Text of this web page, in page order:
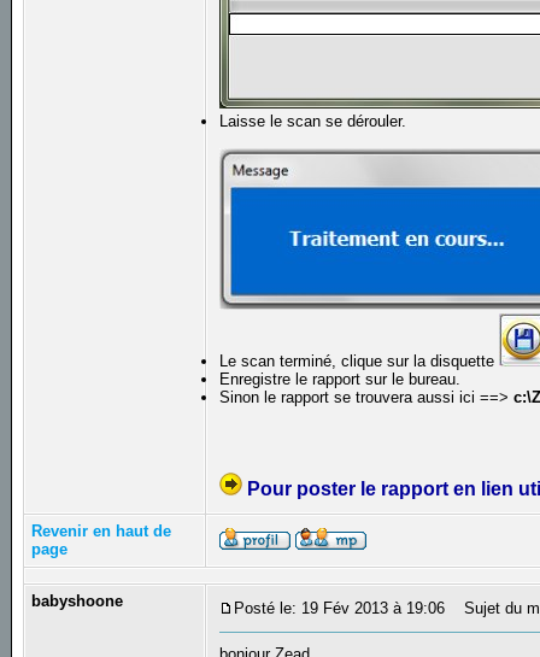
Laisse le scan se dérouler.
Le scan terminé, clique sur la disquette
Enregistre le rapport sur le bureau.
Sinon le rapport se trouvera aussi ici ==>
Pour poster le rapport en lien
Revenir en haut de
page
babyshoone Posté le: 19 Fév 2013 à 19:06 Sujet du